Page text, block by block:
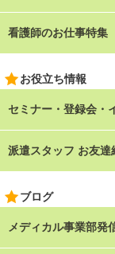
看護師のお仕事特集
お役立ち情報
セミナー・登録会・
派遣スタッフ お友達
ブログ
メディカル事業部発